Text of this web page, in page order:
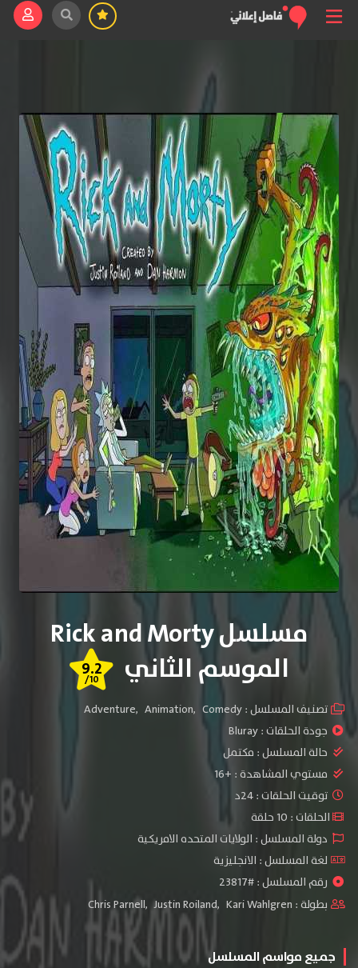
مسلسل Rick and Morty
الموسم الثاني
9.2
/10
تصنيف المسلسل : Adventure, Animation, Comedy
جودة الحلقات :Bluray
حالة المسلسل : مكتمل
مستوي المشاهدة : +16
توقيت الحلقات : 24د
الحلقات : 10 حلقة
دولة المسلسل : الولايات المتحده الامريكية
لغة المسلسل : الانجليزية
رقم المسلسل : #23817
بطولة :
Chris Parnell, Justin Roiland, Kari Wahlgren
جميع مواسم المسلسل